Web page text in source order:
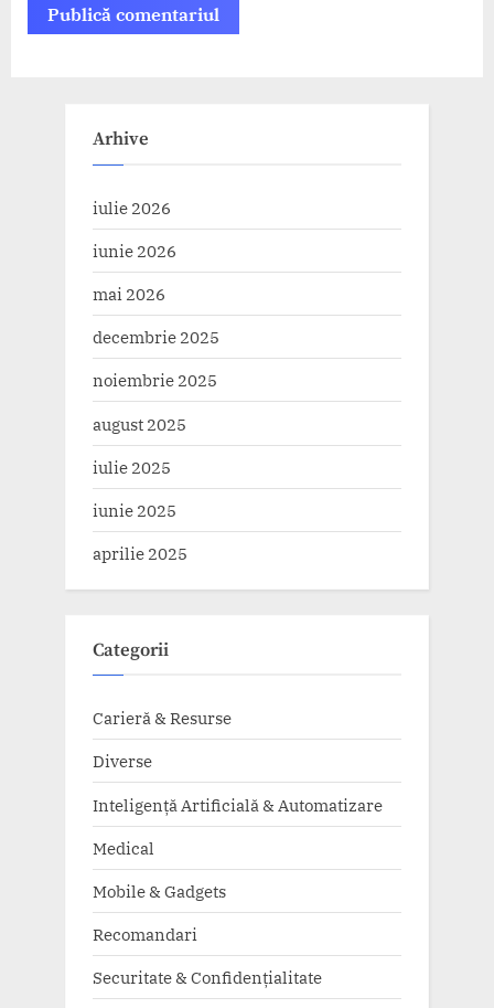
Arhive
iulie 2026
iunie 2026
mai 2026
decembrie 2025
noiembrie 2025
august 2025
iulie 2025
iunie 2025
aprilie 2025
Categorii
Carieră & Resurse
Diverse
Inteligență Artificială & Automatizare
Medical
Mobile & Gadgets
Recomandari
Securitate & Confidențialitate